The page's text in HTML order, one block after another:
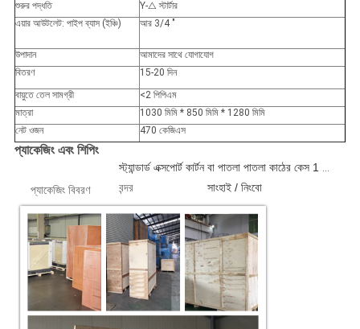
শুরুর পদ্ধতি Y-△ স্টার্টার
এয়ার আউটলেট: পাইপ ব্যাস (ইঞ্চি)
আর 3/4 "
উপাদান
আমাদের সাথে যোগাযোগ
বিতরণ
15-20 দিন
বায়ুতে তেল সামগ্রী
<2 পিপিএম
মাত্রা
1030 মিমি * 850 মিমি * 1280 মিমি
নেট ওজন
470 কেজিএস
প্যাকেজিং এবং শিপিং
প্যাকেজিং বিবরণ
স্ট্যান্ডার্ড এক্সপোর্ট কার্টন বা পাতলা পাতলা কাঠের কেস 1 পিসি / বক্স
বন্দর সাংহাই / নিংবো